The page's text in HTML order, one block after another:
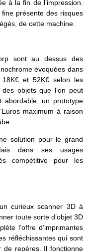
à la fin de l’impression.
présente des risques
de cette machine.
sont au dessus des
évoquées dans
et 52K€ selon les
objets que l’on peut
abordable, un prototype
maximum à raison
solution pour le grand
dans ses usages
compétitive pour les
curieux scanner 3D à
toute sorte d’objet 3D
l’offre d’imprimantes
réfléchissantes qui sont
de repères. Il fonctionne